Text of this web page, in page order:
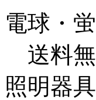
電球・
送料無
照明器